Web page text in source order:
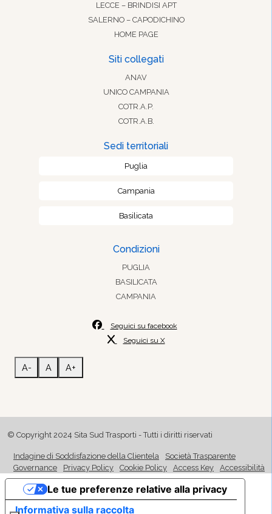
LECCE – BRINDISI APT
SALERNO – CAPODICHINO
HOME PAGE
Siti collegati
ANAV
UNICO CAMPANIA
COTR.A.P.
COTR.A.B.
Sedi territoriali
Puglia
Campania
Basilicata
Condizioni
PUGLIA
BASILICATA
CAMPANIA
Seguici su facebook
Seguici su X
A- A A+
© Copyright 2024 Sita Sud Trasporti - Tutti i diritti riservati
Indagine di Soddisfazione della Clientela
Società Trasparente
Governance
Privacy Policy Cookie Policy Access Key Accessibilità
Informativa sulla raccolta
Le tue preferenze relative alla privacy